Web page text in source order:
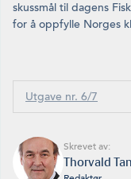
skussmål til dagens
for å oppfylle Norges
Utgave nr. 6/7
Skrevet av:
Thorvald